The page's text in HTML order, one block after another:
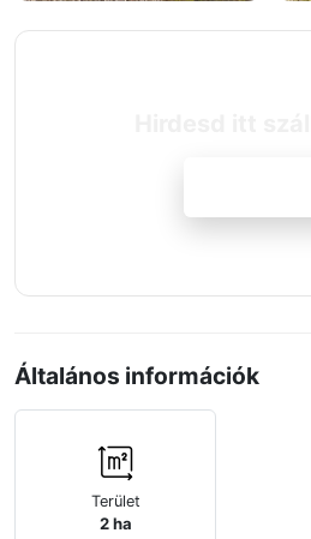
Általános információk
Terület
2 ha